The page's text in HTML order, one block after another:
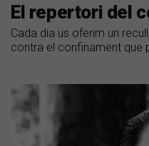
El repertori del
Cada dia us oferim un
contra el confinament que